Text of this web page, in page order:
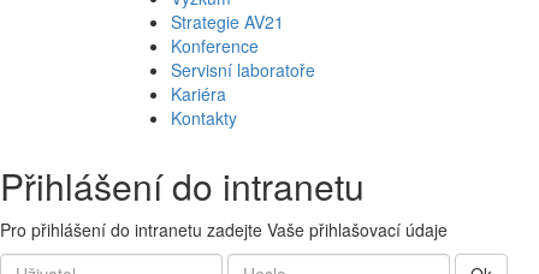
Strategie AV21
Konference
Servisní laboratoře
Kariéra
Kontakty
Přihlášení do intranetu
Pro přihlášení do intranetu zadejte Vaše přihlašovací údaje